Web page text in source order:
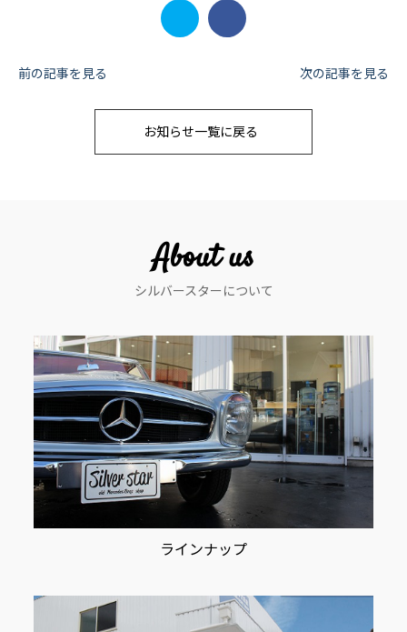
投
ン
前の記事を見る 次の記事を見る
お知らせ一覧に戻る
About us
シルバースターについて
ラインナップ